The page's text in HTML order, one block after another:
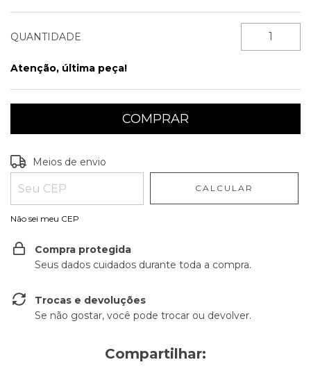
QUANTIDADE
Atenção, última peça!
Entregas para o CEP:
Meios de envio
CALCULAR
Não sei meu CEP
Compra protegida
Seus dados cuidados durante toda a compra.
Trocas e devoluções
Se não gostar, você pode trocar ou devolver.
Compartilhar: